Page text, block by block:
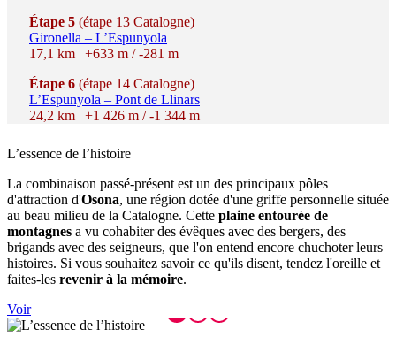
Étape 5 (étape 13 Catalogne)
Gironella – L’Espunyola
17,1 km | +633 m / -281 m
Étape 6 (étape 14 Catalogne)
L’Espunyola – Pont de Llinars
24,2 km | +1 426 m / -1 344 m
L’essence de l’histoire
La combinaison passé-présent est un des principaux pôles
d'attraction d'Osona, une région dotée d'une griffe personnelle située
au beau milieu de la Catalogne. Cette plaine entourée de
montagnes a vu cohabiter des évêques avec des bergers, des
brigands avec des seigneurs, que l'on entend encore chuchoter leurs
histoires. Si vous souhaitez savoir ce qu'ils disent, tendez l'oreille et
faites-les revenir à la mémoire.
Voir